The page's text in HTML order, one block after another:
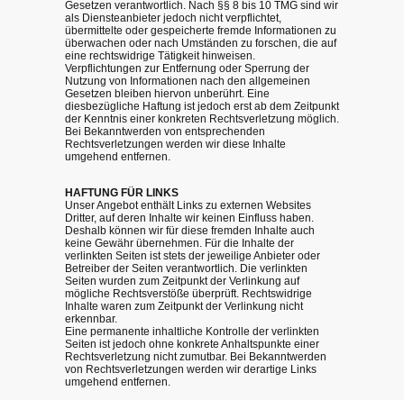
Gesetzen verantwortlich. Nach §§ 8 bis 10 TMG sind wir
als Diensteanbieter jedoch nicht verpflichtet,
übermittelte oder gespeicherte fremde Informationen zu
überwachen oder nach Umständen zu forschen, die auf
eine rechtswidrige Tätigkeit hinweisen.
Verpflichtungen zur Entfernung oder Sperrung der
Nutzung von Informationen nach den allgemeinen
Gesetzen bleiben hiervon unberührt. Eine
diesbezügliche Haftung ist jedoch erst ab dem Zeitpunkt
der Kenntnis einer konkreten Rechtsverletzung möglich.
Bei Bekanntwerden von entsprechenden
Rechtsverletzungen werden wir diese Inhalte
umgehend entfernen.
HAFTUNG FÜR LINKS
Unser Angebot enthält Links zu externen Websites
Dritter, auf deren Inhalte wir keinen Einfluss haben.
Deshalb können wir für diese fremden Inhalte auch
keine Gewähr übernehmen. Für die Inhalte der
verlinkten Seiten ist stets der jeweilige Anbieter oder
Betreiber der Seiten verantwortlich. Die verlinkten
Seiten wurden zum Zeitpunkt der Verlinkung auf
mögliche Rechtsverstöße überprüft. Rechtswidrige
Inhalte waren zum Zeitpunkt der Verlinkung nicht
erkennbar.
Eine permanente inhaltliche Kontrolle der verlinkten
Seiten ist jedoch ohne konkrete Anhaltspunkte einer
Rechtsverletzung nicht zumutbar. Bei Bekanntwerden
von Rechtsverletzungen werden wir derartige Links
umgehend entfernen.